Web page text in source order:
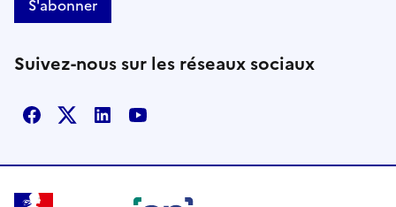
S'abonner
Suivez-nous sur les réseaux sociaux
Facebook
X LinkedinYoutube